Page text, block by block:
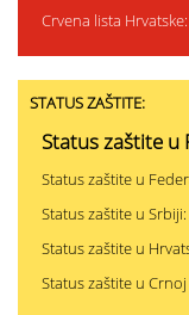
Crvena lista
STATUS ZAŠTITE:
Status zaštite u
Status zaštite u
Status zaštite u
Status zaštite u
Status zaštite u